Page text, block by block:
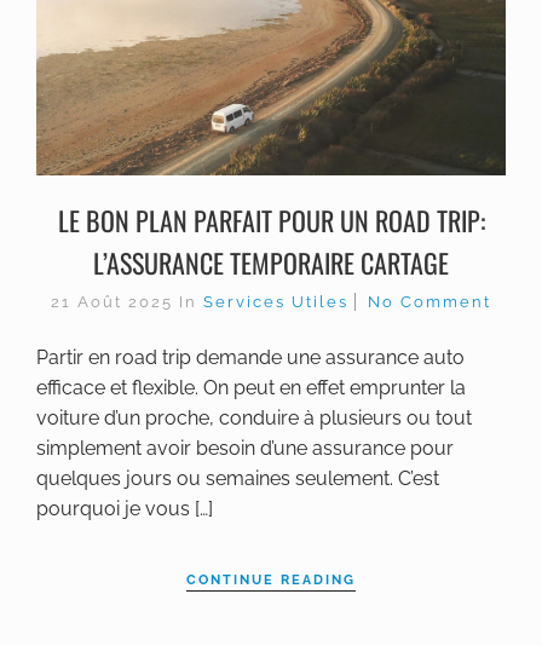
LE BON PLAN PARFAIT POUR UN ROAD TRIP:
L’ASSURANCE TEMPORAIRE CARTAGE
21 Août 2025 In Services Utiles No Comment
Partir en road trip demande une assurance auto
efficace et flexible. On peut en effet emprunter la
voiture d’un proche, conduire à plusieurs ou tout
simplement avoir besoin d’une assurance pour
quelques jours ou semaines seulement. C’est
pourquoi je vous […]
CONTINUE READING